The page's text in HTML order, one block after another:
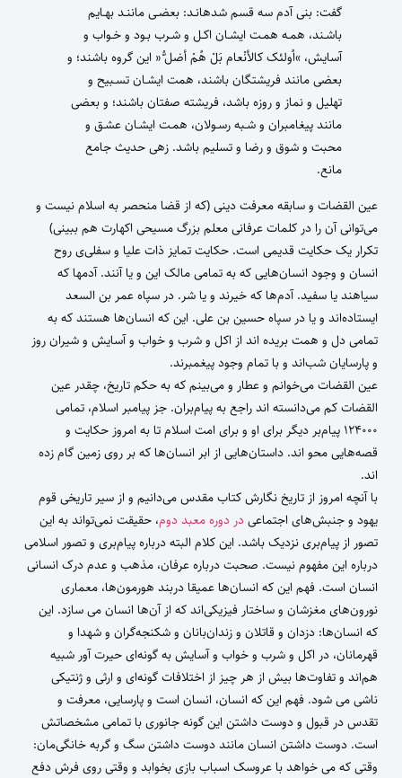
گفت: بنی آدم سه قسم شدهانـد: بعضـی ماننـد بهـایم
باشـند، همـه همـت ایشـان اکـل و شـرب بـود و خـواب و
آسایش، »اُولئک کالأنْعام بَلْ هُمْ أضل ُّ« این گروه باشند؛ و
بعضی مانند فریشتگان باشند، همت ایشـان تسـبیح و
تهلیل و نماز و روزه باشد، فریشته صفتان باشند؛ و بعضی
مانند پیغامبران و شـبه رسـولان، همـت ایشـان عشـق و
محبت و شوق و رضا و تسلیم باشد. زهی حدیث جامع
مانع.
عین القضات و سابقه معرفت دینی (که از قضا منحصر به اسلام نیست و
می‌توانی آن را در کلمات عرفانی معلم بزرگ مسیحی اکهارت هم ببینی)
تکرار یک حکایت قدیمی است. حکایت تمایز ذات علیا و سفلی‌ی روح
انسان و وجود انسان‌هایی که به تمامی مالک این و یا آنند. آدمها که
سیاهند یا سفید. آدم‌ها که خیرند و یا شر. در سپاه عمر بن السعد
ایستاده‌اند و یا در سپاه حسین بن علی. این که انسان‌ها هستند که به
تمامی دل و همت بریده اند از اکل و شرب و خواب و آسایش و شیران روز
و پارسایان شب‌اند و با تمام وجود پیغمبرند.
عین القضات می‌خوانم و عطار و می‌بینم که به حکم تاریخ، چقدر عین
القضات کم می‌دانسته اند راجع به پیام‌بران. جز پیامبر اسلام، تمامی
۱۲۴۰۰۰ پیام‌بر دیگر برای او و برای امت اسلام تا به امروز حکایت و
قصه‌هایی محو اند. داستان‌هایی از ابر انسان‌ها که بر روی زمین گام زده
اند.
با آنچه امروز از تاریخ نگارش کتاب مقدس می‌دانیم و از سیر تاریخی قوم
یهود و جنبش‌های اجتماعیدر دوره معبد دوم، حقیقت نمی‌تواند به این
تصور از پیام‌بری نزدیک باشد. این کلام البته درباره پیام‌بری و تصور اسلامی
درباره این مفهوم نیست. صحبت درباره عرفان، مذهب و عدم درک انسانی
انسان است. فهم این که انسان‌ها عمیقا دربند هورمون‌ها، معماری
نورون‌های مغزشان و ساختار فیزیکی‌اند که از آن‌ها انسان می سازد. این
که انسا‌ن‌ها: دزدان و قاتلان و زندان‌بانان و شکنجه‌گران و شهدا و
قهرمانان، در اکل و شرب و خواب و آسایش به گونه‌ای حیرت آور شبیه
هم‌اند و تفاوت‌ها بیش از هر چیز از اختلافات گونه‌ای و ارثی و ژنتیکی
ناشی می شود. فهم این که انسان،‌ انسان است و پارسایی، معرفت و
تقدس در قبول و دوست داشتن این گونه جانوری با تمامی مشخصاتش
است. دوست داشتن انسان مانند دوست داشتن سگ و گربه خانگی‌مان:
وقتی که می خواهد با عروسک اسباب بازی بخوابد و وقتی روی فرش دفع